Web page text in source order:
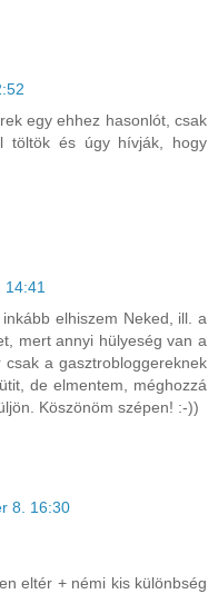
egy ehhez hasonlót, csak
töltök és úgy hívják, hogy
14:41
elhiszem Neked, ill. a
mert annyi hülyeség van a
a gasztrobloggereknek
de elmentem, méghozzá
Köszönöm szépen! :-))
8. 16:30
eltér + némi kis különbség